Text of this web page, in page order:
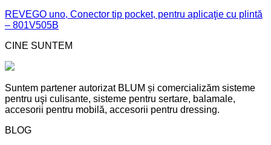
REVEGO uno, Conector tip pocket, pentru aplicaţie cu plintă
– 801V505B
CINE SUNTEM
Suntem partener autorizat BLUM și comercializăm sisteme
pentru uşi culisante, sisteme pentru sertare, balamale,
accesorii pentru mobilă, accesorii pentru dressing.
BLOG